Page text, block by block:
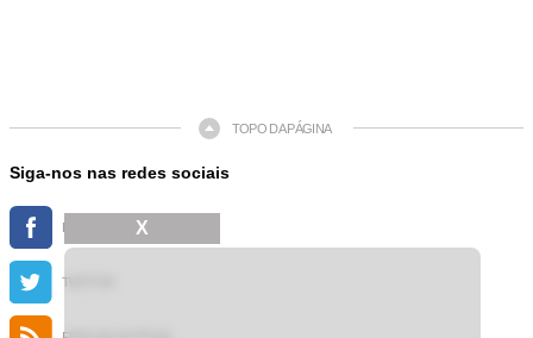
TOPO DA PÁGINA
Siga-nos nas redes sociais
FACEBOOK
TWITTER
X